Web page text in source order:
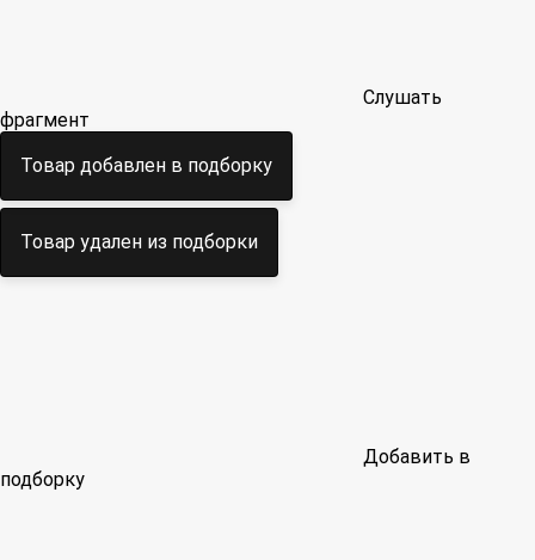
Слушать
фрагмент
Товар добавлен в подборку
Товар удален из подборки
Добавить в
подборку